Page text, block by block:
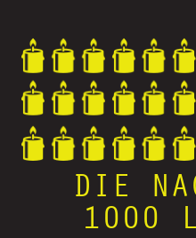
DIE
1000